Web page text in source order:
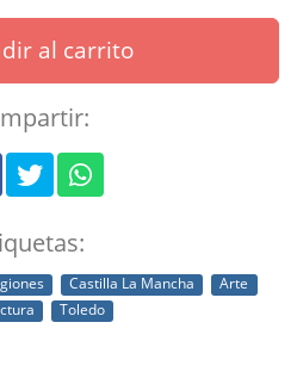
al carrito
Castilla La Mancha
Arte
Toledo